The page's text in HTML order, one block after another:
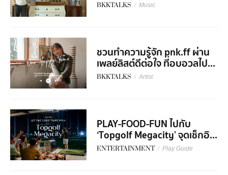
BKKTALKS / Music
ชวนทำความรู้จัก pnk.ff ผ่าน
เพลย์ลิสต์ดีต่อใจ ที่อบอวลไป...
BKKTALKS / Artist
PLAY-FOOD-FUN ไปกับ
‘Topgolf Megacity’ จุดเช็กอิ...
ENTERTAINMENT / Play Guide